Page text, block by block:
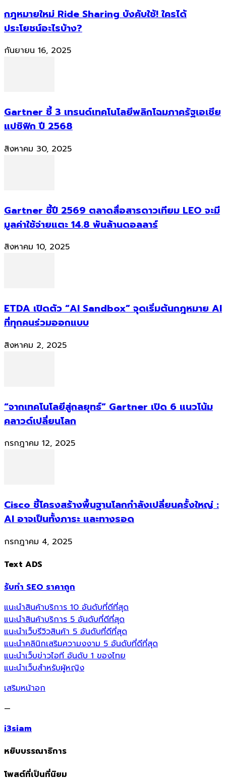
กฎหมายใหม่ Ride Sharing บังคับใช้! ใครได้
ประโยชน์อะไรบ้าง?
กันยายน 16, 2025
Gartner ชี้ 3 เทรนด์เทคโนโลยีพลิกโฉมภาครัฐเอเชีย
แปซิฟิก ปี 2568
สิงหาคม 30, 2025
Gartner ชี้ปี 2569 ตลาดสื่อสารดาวเทียม LEO จะมี
มูลค่าใช้จ่ายแตะ 14.8 พันล้านดอลลาร์
สิงหาคม 10, 2025
ETDA เปิดตัว “AI Sandbox” จุดเริ่มต้นกฎหมาย AI
ที่ทุกคนร่วมออกแบบ
สิงหาคม 2, 2025
“จากเทคโนโลยีสู่กลยุทธ์” Gartner เปิด 6 แนวโน้ม
คลาวด์เปลี่ยนโลก
กรกฎาคม 12, 2025
Cisco ชี้โครงสร้างพื้นฐานโลกกำลังเปลี่ยนครั้งใหญ่ :
AI อาจเป็นทั้งภาระ และทางรอด
กรกฎาคม 4, 2025
Text ADS
รับทำ SEO ราคาถูก
แนะนำสินค้าบริการ 10 อันดับที่ดีที่สุด
แนะนำสินค้าบริการ 5 อันดับที่ดีที่สุด
แนะนำเว็บรีวิวสินค้า 5 อันดับที่ดีที่สุด
แนะนำคลินิกเสริมความงงาม 5 อันดับที่ดีที่สุด
แนะนำเว็บข่าวไอที อันดับ 1 ของไทย
แนะนำเว็บสำหรับผู้หญิง
เสริมหน้าอก
—
i3siam
หยิบบรรณาธิการ
โพสต์ที่เป็นที่นิยม